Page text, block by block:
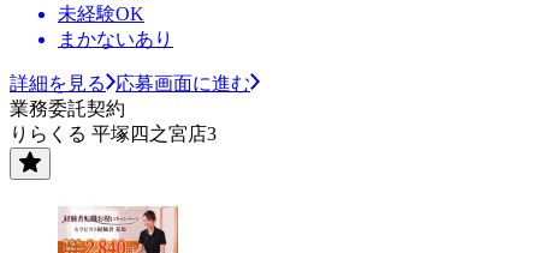
未経験OK
まかないあり
詳細を見る
応募画面に進む
業務委託契約
りらくる 平塚四之宮店3